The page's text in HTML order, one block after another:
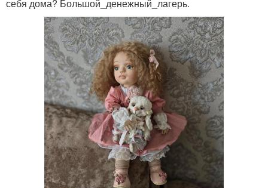
себя дома? Большой_денежный_лагерь.